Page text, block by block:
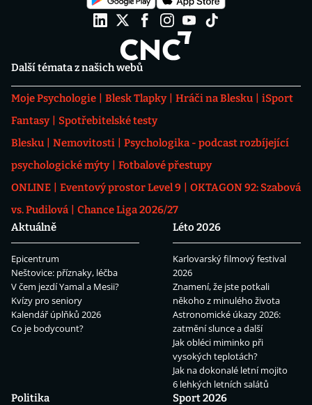
Další témata z našich webů
Moje Psychologie Blesk Tlapky Hráči na Blesku
iSport
Fantasy
Spotřebitelské testy
Blesku
Nemovitosti
Psychologika - podcast rozbíjející
psychologické mýty
Fotbalové přestupy
ONLINE
Eventový prostor Level 9
OKTAGON 92: Szabová
vs. Pudilová
Chance Liga 2026/27
Aktuálně
Epicentrum
Neštovice: příznaky, léčba
V čem jezdí Yamal a Mesii?
Kvízy pro seniory
Kalendář úplňků 2026
Co je bodycount?
Léto 2026
Karlovarský filmový festival
2026
Znamení, že jste potkali
někoho z minulého života
Astronomické úkazy 2026:
zatmění slunce a další
Jak obléci miminko při
vysokých teplotách?
Jak na dokonalé letní mojito
6 lehkých letních salátů
Politika
Sport 2026